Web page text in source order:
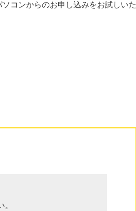
コンからのお申し込みをお試しいた